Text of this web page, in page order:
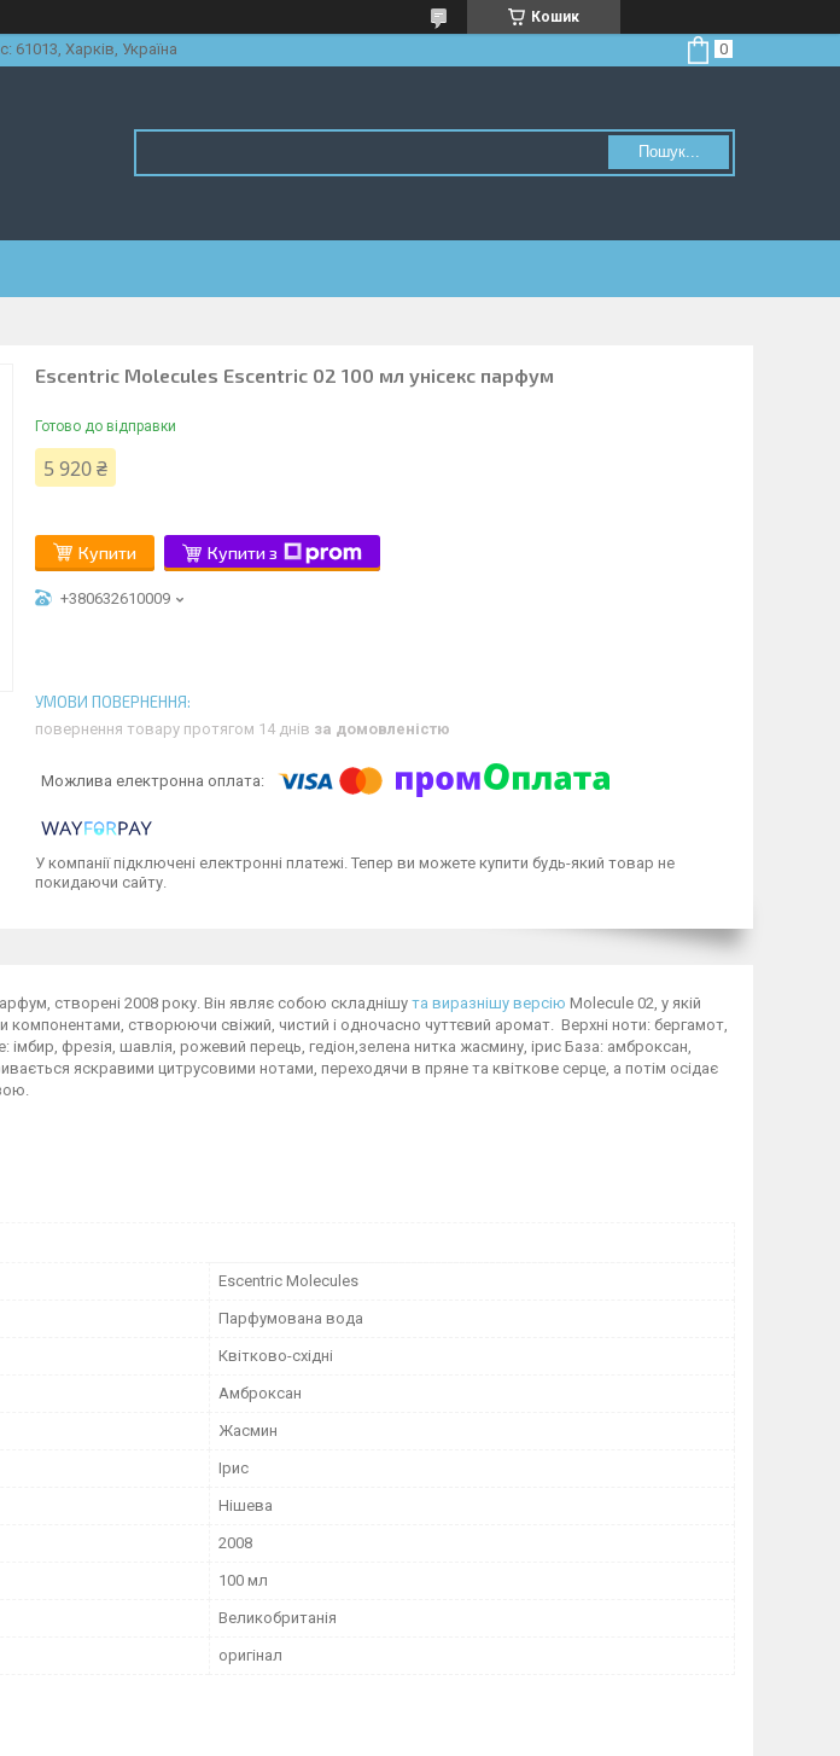
Кошик
61013, Харків, Україна
Пошук...
Escentric Molecules Escentric 02 100 мл унісекс парфум
Готово до відправки
5 920 ₴
Купити Купити з
+380632610009
повернення товару протягом 14 днів за домовленістю
У компанії підключені електронні платежі. Тепер ви можете купити будь-який товар не
покидаючи сайту.
створені 2008 року. Він являє собою складнішу та виразнішу версію Molecule 02, у якій
створюючи свіжий, чистий і одночасно чуттєвий аромат. Верхні ноти: бергамот,
фрезія, шавлія, рожевий перець, гедіон,зелена нитка жасмину, ірис База: амброксан,
яскравими цитрусовими нотами, переходячи в пряне та квіткове серце, а потім осідає
Escentric Molecules
Парфумована вода
Квітково-східні
Амброксан
Жасмин
Ірис
Нішева
2008
100 мл
Великобританія
оригінал